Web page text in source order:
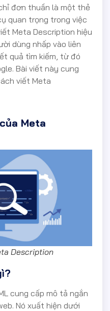
đơn thuần là một thẻ
quan trọng trong việc
Meta Description hiệu
dùng nhấp vào liên
quả tìm kiếm, từ đó
Bài viết này cung
viết Meta
Meta
Description
cung cấp mô tả ngắn
Nó xuất hiện dưới